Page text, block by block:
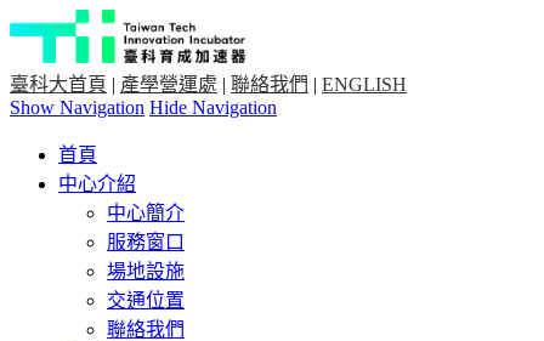
臺科大首頁 | 產學營運處 | 聯絡我們 | ENGLISH
Show Navigation Hide Navigation
首頁
中心介紹
中心簡介
服務窗口
場地設施
交通位置
聯絡我們